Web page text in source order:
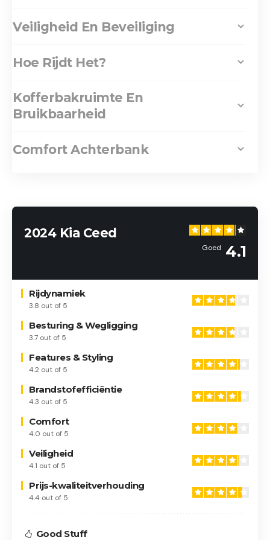
Veiligheid En Beveiliging
Hoe Rijdt Het?
Kofferbakruimte En
Bruikbaarheid
Comfort Achterbank
2024 Kia Ceed
Goed 4.1
Rijdynamiek
3.8 out of 5
Besturing & Wegligging
3.7 out of 5
Features & Styling
4.2 out of 5
Brandstofefficiëntie
4.3 out of 5
Comfort
4.0 out of 5
Veiligheid
4.1 out of 5
Prijs-kwaliteitverhouding
4.4 out of 5
Good Stuff